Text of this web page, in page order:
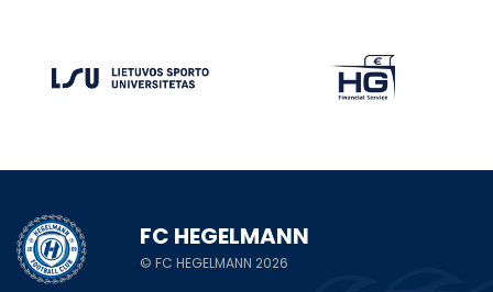
FC HEGELMANN
© FC HEGELMANN 2026